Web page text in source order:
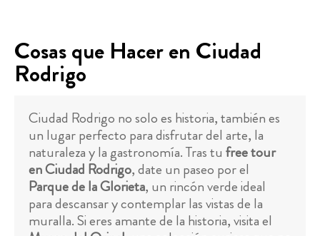
Cosas que Hacer en Ciudad
Rodrigo
Ciudad Rodrigo no solo es historia, también es
un lugar perfecto para disfrutar del arte, la
naturaleza y la gastronomía. Tras tu free tour
en Ciudad Rodrigo, date un paseo por el
Parque de la Glorieta, un rincón verde ideal
para descansar y contemplar las vistas de la
muralla. Si eres amante de la historia, visita el